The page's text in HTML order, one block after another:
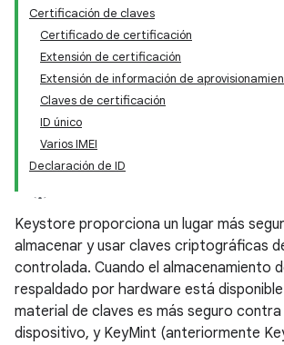
Certificación de claves
Certificado de certificación
Extensión de certificación
Extensión de información de
Claves de certificación
ID único
Varios IMEI
Declaración de ID
Keystore proporciona un lugar más
almacenar y usar claves criptográficas
controlada. Cuando el almacenamiento
respaldado por hardware está disponible
material de claves es más seguro
dispositivo, y KeyMint (anteriormente